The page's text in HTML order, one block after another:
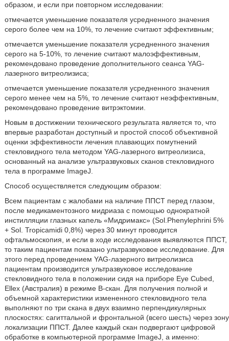
образом, и если при повторном исследовании:
отмечается уменьшение показателя усредненного значения
серого более чем на 10%, то лечение считают эффективным;
отмечается уменьшение показателя усредненного значения
серого на 5-10%, то лечение считают малоэффективным,
рекомендовано проведение дополнительного сеанса YAG-
лазерного витреолизиса;
отмечается уменьшение показателя усредненного значения
серого менее чем на 5%, то лечение считают неэффективным,
рекомендовано проведение витрэктомии.
Новым в достижении технического результата является то, что
впервые разработан доступный и простой способ объективной
оценки эффективности лечения плавающих помутнений
стекловидного тела методом YAG-лазерного витреолизиса,
основанный на анализе ультразвуковых сканов стекловидного
тела в программе ImageJ.
Способ осуществляется следующим образом:
Всем пациентам с жалобами на наличие ППСТ перед глазом,
после медикаментозного мидриаза с помощью однократной
инстилляции глазных капель «Мидримакс» (Sol.Phenylephrini 5%
+ Sol. Tropicamidi 0,8%) через 30 минут проводится
офтальмоскопия, и если в ходе исследования выявляются ППСТ,
то таким пациентам показано ультразвуковое исследование. Для
этого перед проведением YAG-лазерного витреолизиса
пациентам производится ультразвуковое исследование
стекловидного тела в положении сидя на приборе Eye Cubed,
Ellex (Австралия) в режиме В-скан. Для получения полной и
объемной характеристики измененного стекловидного тела
выполняют по три скана в двух взаимно перпендикулярных
плоскостях: сагиттальной и фронтальной (всего шесть) через зону
локализации ППСТ. Далее каждый скан подвергают цифровой
обработке в компьютерной программе ImageJ, а именно: